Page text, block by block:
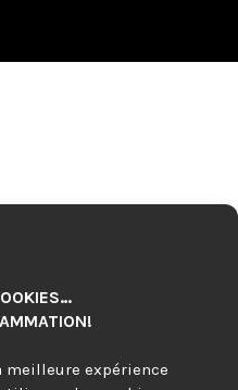
meilleure expérience
103